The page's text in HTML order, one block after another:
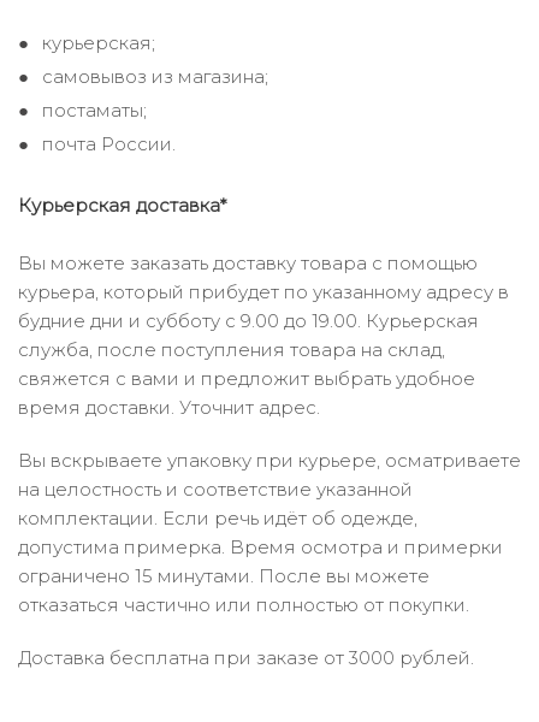
курьерская;
самовывоз из магазина;
постаматы;
почта России.
Курьерская доставка*
Вы можете заказать доставку товара с помощью
курьера, который прибудет по указанному адресу в
будние дни и субботу с 9.00 до 19.00. Курьерская
служба, после поступления товара на склад,
свяжется с вами и предложит выбрать удобное
время доставки. Уточнит адрес.
Вы вскрываете упаковку при курьере, осматриваете
на целостность и соответствие указанной
комплектации. Если речь идёт об одежде,
допустима примерка. Время осмотра и примерки
ограничено 15 минутами. После вы можете
отказаться частично или полностью от покупки.
Доставка бесплатна при заказе от 3000 рублей.